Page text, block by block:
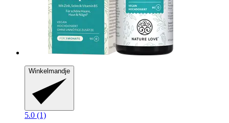
Winkelmandje
5.0 (1)